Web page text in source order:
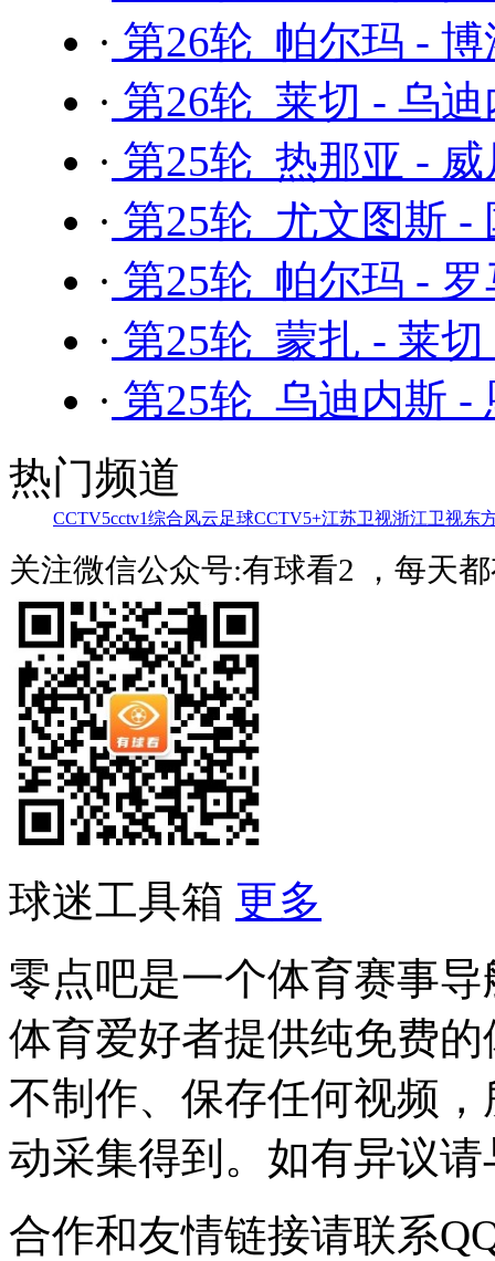
· 第26轮 帕尔玛 -
· 第26轮 莱切 - 乌
· 第25轮 热那亚 -
· 第25轮 尤文图斯 -
· 第25轮 帕尔玛 -
· 第25轮 蒙扎 - 莱切
· 第25轮 乌迪内斯 -
热门频道
CCTV5cctv1综合风云足球CCTV5+江苏卫视浙江卫视东
关注微信公众号:有球看2 ，每天
球迷工具箱 更多
零点吧是一个体育赛事
体育爱好者提供纯免费
不制作、保存任何视频
动采集得到。如有异议
合作和友情链接请联系